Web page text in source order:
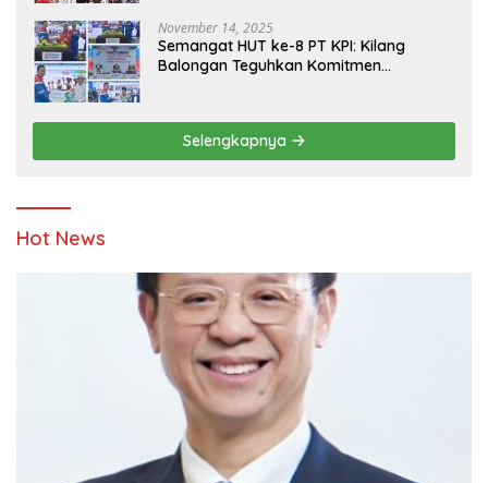
November 14, 2025
Semangat HUT ke-8 PT KPI: Kilang
Balongan Teguhkan Komitmen
Pendidikan
Selengkapnya
Hot News